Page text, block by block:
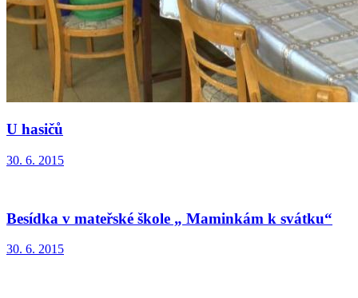
U hasičů
30. 6. 2015
Besídka v mateřské škole „ Maminkám k svátku“
30. 6. 2015